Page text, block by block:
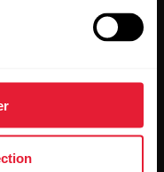
à jour du logiciel
en ligne